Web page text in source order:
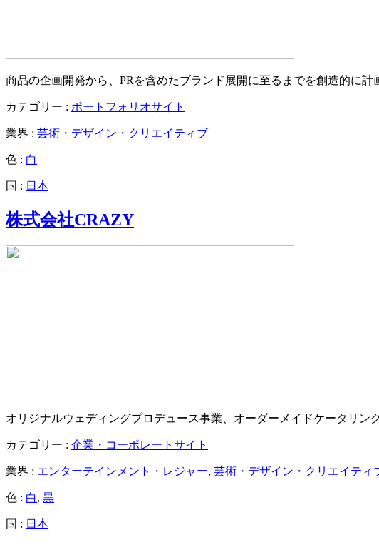
商品の企画開発から、PRを含めたブランド展開に至るまでを創造的に
カテゴリー : ポートフォリオサイト
業界 : 芸術・デザイン・クリエイティブ
色 : 白
国 : 日本
株式会社CRAZY
オリジナルウェディングプロデュース事業、オーダーメイドケータリ
カテゴリー : 企業・コーポレートサイト
業界 : エンターテインメント・レジャー, 芸術・デザイン・クリエイティ
色 : 白, 黒
国 : 日本